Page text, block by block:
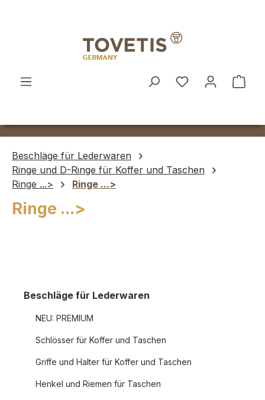
Beschläge für Lederwaren
Ringe und D-Ringe für Koffer und Taschen
Ringe ...>
Ringe ...>
Ringe ...>
Beschläge für Lederwaren
NEU: PREMIUM
Schlösser für Koffer und Taschen
Griffe und Halter für Koffer und Taschen
Henkel und Riemen für Taschen